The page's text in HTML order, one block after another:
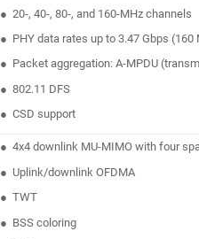
● 20-, 40-, 80-, and 160-MHz channels
● PHY data rates up to 3.47 Gbps (160
● Packet aggregation: A-MPDU
● 802.11 DFS
● CSD support
● 4x4 downlink MU-MIMO with four
● Uplink/downlink OFDMA
● TWT
● BSS coloring